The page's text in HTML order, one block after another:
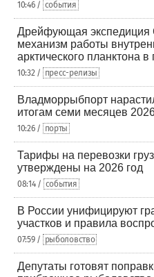
10:46 / события
Дрейфующая экспедиция
механизм работы
арктического планктона
10:32 / пресс-релизы
Владморрыбпорт
итогам семи месяцев
10:26 / порты
Тарифы на перевозки
утверждены на 2026 год
08:14 / события
В России унифицируют
участков и правила
07:59 / рыболовство
Депутаты готовят